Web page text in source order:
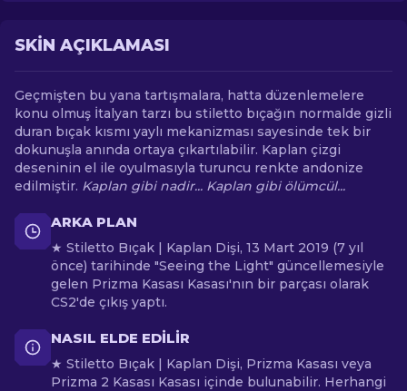
SKIN AÇIKLAMASI
Geçmişten bu yana tartışmalara, hatta düzenlemelere
konu olmuş İtalyan tarzı bu stiletto bıçağın normalde gizli
duran bıçak kısmı yaylı mekanizması sayesinde tek bir
dokunuşla anında ortaya çıkartılabilir. Kaplan çizgi
deseninin el ile oyulmasıyla turuncu renkte andonize
edilmiştir. Kaplan gibi nadir... Kaplan gibi ölümcül...
ARKA PLAN
★ Stiletto Bıçak | Kaplan Dişi, 13 Mart 2019 (7 yıl
önce) tarihinde "Seeing the Light" güncellemesiyle
gelen Prizma Kasası Kasası'nın bir parçası olarak
CS2'de çıkış yaptı.
NASIL ELDE EDILIR
★ Stiletto Bıçak | Kaplan Dişi, Prizma Kasası veya
Prizma 2 Kasası Kasası içinde bulunabilir. Herhangi